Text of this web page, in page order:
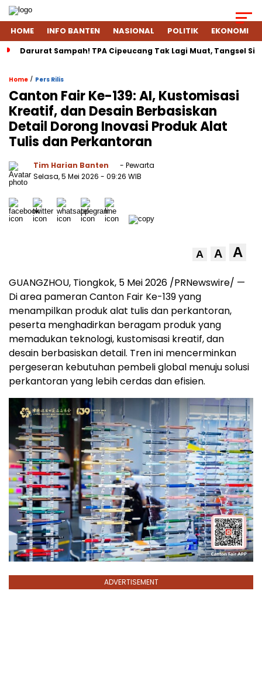
HOME INFO BANTEN NASIONAL POLITIK EKONOMI
Darurat Sampah! TPA Cipeucang Tak Lagi Muat, Tangsel
Home / Pers Rilis
Canton Fair Ke-139: AI, Kustomisasi
Kreatif, dan Desain Berbasiskan
Detail Dorong Inovasi Produk Alat
Tulis dan Perkantoran
Tim Harian Banten
- Pewarta
Selasa, 5 Mei 2026 - 09:26 WIB
A A A
GUANGZHOU, Tiongkok, 5 Mei 2026 /PRNewswire/ —
Di area pameran Canton Fair Ke-139 yang
menampilkan produk alat tulis dan perkantoran,
peserta menghadirkan beragam produk yang
memadukan teknologi, kustomisasi kreatif, dan
desain berbasiskan detail. Tren ini mencerminkan
pergeseran kebutuhan pembeli global menuju solusi
perkantoran yang lebih cerdas dan efisien.
ADVERTISEMENT